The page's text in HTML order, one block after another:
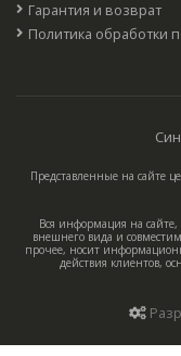
Гарантия и возврат
Политика обработки
Представленные на сайте
Вся информация на сайте,
внешнего вида и
прочее, носит
действия клиентов,